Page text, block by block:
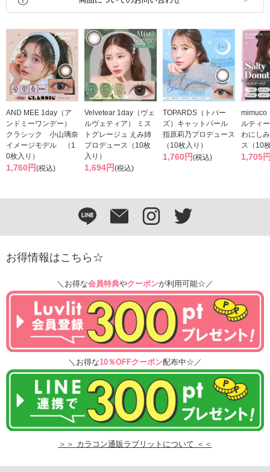
AND MEE 1day（ア
ンドミーワンデー）
クラシック 小山璃奈
イメージモデル （1
0枚入り）
1,760円(税込)
Velvetear 1day（ヴェ
ルヴェティア） ミス
トグレージュ えみ姉
プロデュース（10枚
入り）
1,694円(税込)
TOPARDS（トパー
ズ）キャットパール
指原莉乃プロデュース
（10枚入り）
1,760円(税込)
mimuco
ルティ
わにし
ス（10
1,705
お得情報はこちら☆
＼お得な会員特典やクーポンが利用可能☆／
＼お得な10％OFFクーポン配布中☆／
＞＞ カラコン通販ラブリットについて ＜＜